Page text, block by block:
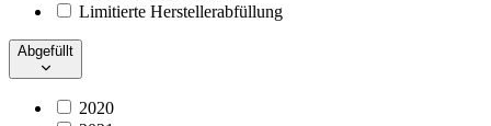
Limitierte Herstellerabfüllung
Abgefüllt
2020